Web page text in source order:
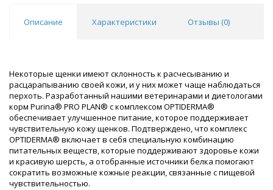
Описание Характеристики Отзывы (0)
Некоторые щенки имеют склонность к расчесыванию и
расцарапыванию своей кожи, и у них может чаще наблюдаться
перхоть. Разработанный нашими ветеринарами и диетологами
корм Purina® PRO PLAN® с комплексом OPTIDERMA®
обеспечивает улучшенное питание, которое поддерживает
чувствительную кожу щенков. Подтверждено, что комплекс
OPTIDERMA® включает в себя специальную комбинацию
питательных веществ, которые поддерживают здоровье кожи
и красивую шерсть, а отобранные источники белка помогают
сократить возможные кожные реакции, связанные с пищевой
чувствительностью.